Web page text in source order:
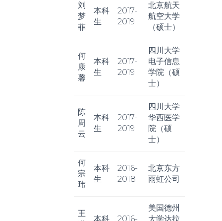
刘
梦
菲
本科
生
2017-
2019
北京航天
航空大学
（硕士）
何
康
馨
本科
生
2017-
2019
四川大学
电子信息
学院（硕
士）
陈
周
云
本科
生
2017-
2019
四川大学
华西医学
院（硕
士）
何
宗
玮
本科
生
2016-
2018
北京东方
雨虹公司
王
本科
2016-
美国德州
大学达拉